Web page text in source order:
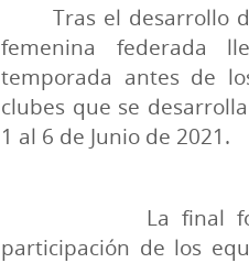
Tras el desarrollo
femenina federada
temporada antes de
clubes que se
1 al 6 de Junio de 2021.
La final
participación de los